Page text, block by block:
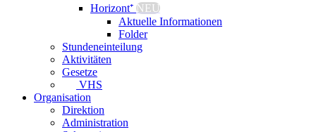
Horizont⁺ NEU
Aktuelle Informationen
Folder
Stundeneinteilung
Aktivitäten
Gesetze
VHS
Organisation
Direktion
Administration